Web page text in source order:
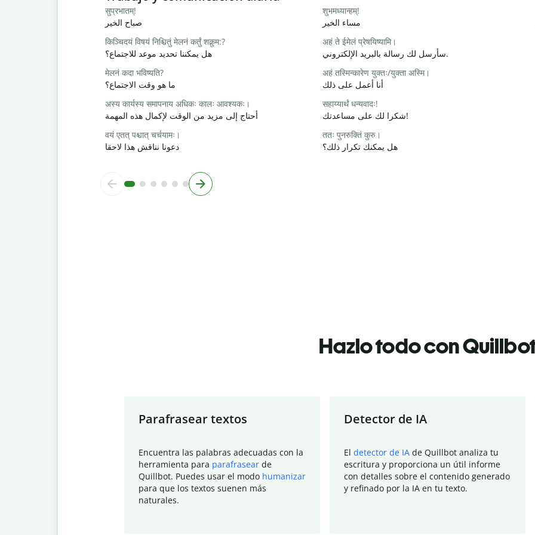
सुप्रभातम्!
صباح الخير
शुभमध्यान्हम्!
مساء الخير
किञ्चिदयं विषयं निश्चितुं मेलनं कर्तुं शक्नुम:?
هل يمكننا تحديد موعد للاجتماع؟
अहं ते ईमेलं प्रेषयिष्यामि।
سأرسل لك رسالة بالبريد الإلكتروني.
मेलनं कदा भविष्यति?
ما هو وقت الاجتماع؟
अहं तस्मिन्कारेण युक्तः/युक्ता अस्मि।
أنا أعمل على ذلك
अस्य कार्यस्य समापनाय अधिकः कालः आवश्यकः।
أحتاج إلى مزيد من الوقت لإكمال هذه المهمة
सहाय्यार्थं धन्यवादः!
شكرا لك على مساعدتك!
वयं एतत् पश्चात् चर्चयामः।
دعونا نناقش هذا لاحقا
ततः पुनरुक्तिं कुरु।
هل يمكنك تكرار ذلك؟
Hazlo todo con
Parafrasear textos
Encuentra las palabras adecuadas con la
herramienta para parafrasear de
Quillbot. Puedes usar el modo humanizar
para que los textos suenen más
naturales.
Detector de IA
El detector de IA de Quillbot analiza tu
escritura y proporciona un útil informe
con detalles sobre el contenido generado
y refinado por la IA en tu texto.